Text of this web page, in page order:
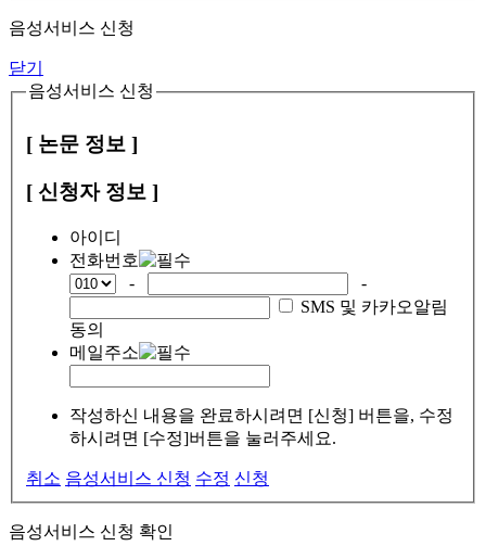
음성서비스 신청
닫기
음성서비스 신청
[ 논문 정보 ]
[ 신청자 정보 ]
아이디
전화번호
-
-
SMS 및 카카오알림
동의
메일주소
작성하신 내용을 완료하시려면 [신청] 버튼을, 수정
하시려면 [수정]버튼을 눌러주세요.
취소 음성서비스 신청 수정 신청
음성서비스 신청 확인